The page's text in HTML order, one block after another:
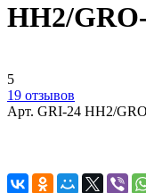
HH2/
5
19 отзывов
Арт. GRI-24 HH2/